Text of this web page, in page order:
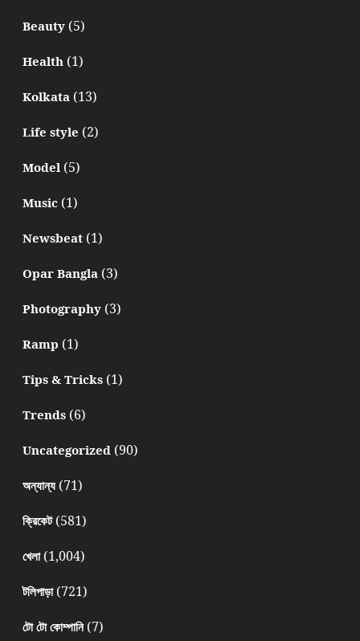
Beauty(5)
Health(1)
Kolkata(13)
Life style (2)
Model(5)
Music(1)
Newsbeat(1)
Opar Bangla(3)
Photography(3)
Ramp (1)
Tips & Tricks(1)
Trends(6)
Uncategorized(90)
অন্যান্য(71)
ক্রিকেট(581)
খেলা(1,004)
টলিপাড়া(721)
টো টো কোম্পানি(7)